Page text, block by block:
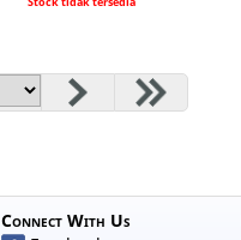
Connect With Us